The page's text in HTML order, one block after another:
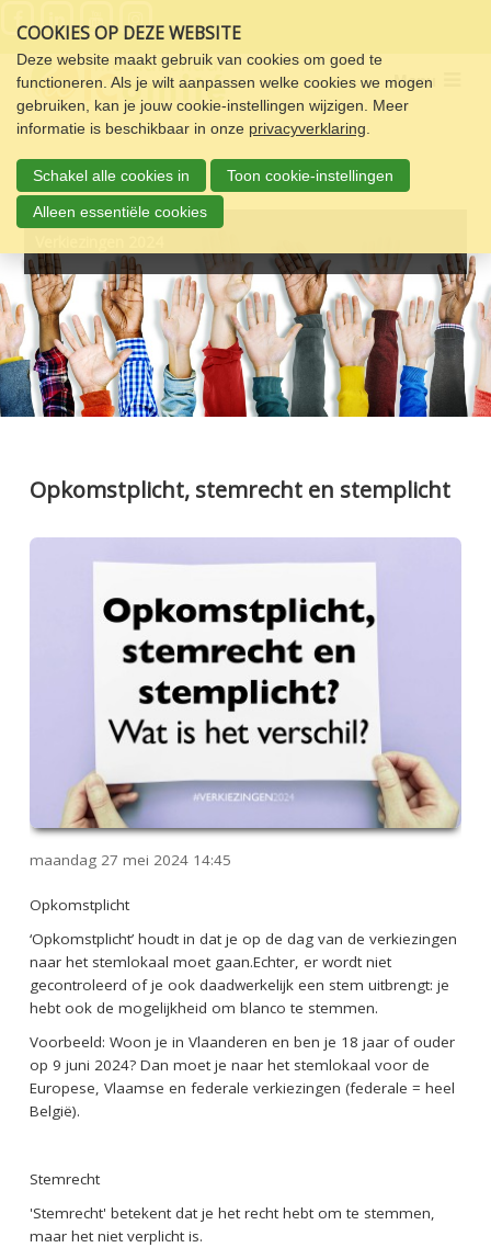
links
over
Spring
naar
de
navigatie
Spring
naar
de
inhoud
COOKIES OP DEZE WEBSITE
Deze website maakt gebruik van cookies om goed te
functioneren. Als je wilt aanpassen welke cookies we mogen
gebruiken, kan je jouw cookie-instellingen wijzigen. Meer
informatie is beschikbaar in onze privacyverklaring
Schakel alle cookies in Toon cookie-instellingen
Alleen essentiële cookies
Menu
Opkomstplicht, stemrecht en stemplicht
maandag 27 mei 2024 14:45
Opkomstplicht
‘Opkomstplicht’houdt in dat je op de dag van de verkiezingen
naar het stemlokaal moet gaan.Echter, er wordt niet
gecontroleerd of je ook daadwerkelijk een stem uitbrengt: je
hebt ook de mogelijkheid om blanco te stemmen.
Voorbeeld: Woon je in Vlaanderen en ben je 18 jaar of ouder
op 9 juni 2024? Dan moet je naar het stemlokaal voor de
Europese, Vlaamse en federale verkiezingen (federale = heel
België).
Stemrecht
'Stemrecht' betekent dat je het recht hebt om te stemmen,
maar het niet verplichtis.